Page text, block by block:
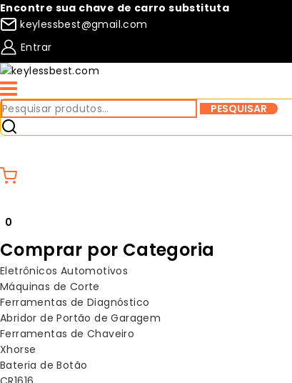
Pular
para
o
conteúdo
Encontre sua chave de carro substituta
keylessbest@gmail.com
Entrar
Pesquisar
por:
PESQUISAR
0
Comprar por Categoria
Eletrônicos Automotivos
Máquinas de Corte
Ferramentas de Diagnóstico
Abridor de Portão de Garagem
Ferramentas de Chaveiro
Xhorse
Bateria de Botão